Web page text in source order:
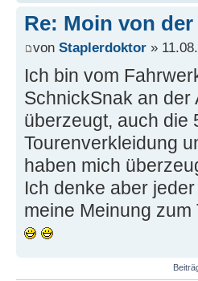
Re: Moin von der
von Staplerdoktor »
Ich bin vom
SchnickSnak an der
überzeugt, auch die
Tourenverkleidung
haben mich
Ich denke aber
meine Meinung